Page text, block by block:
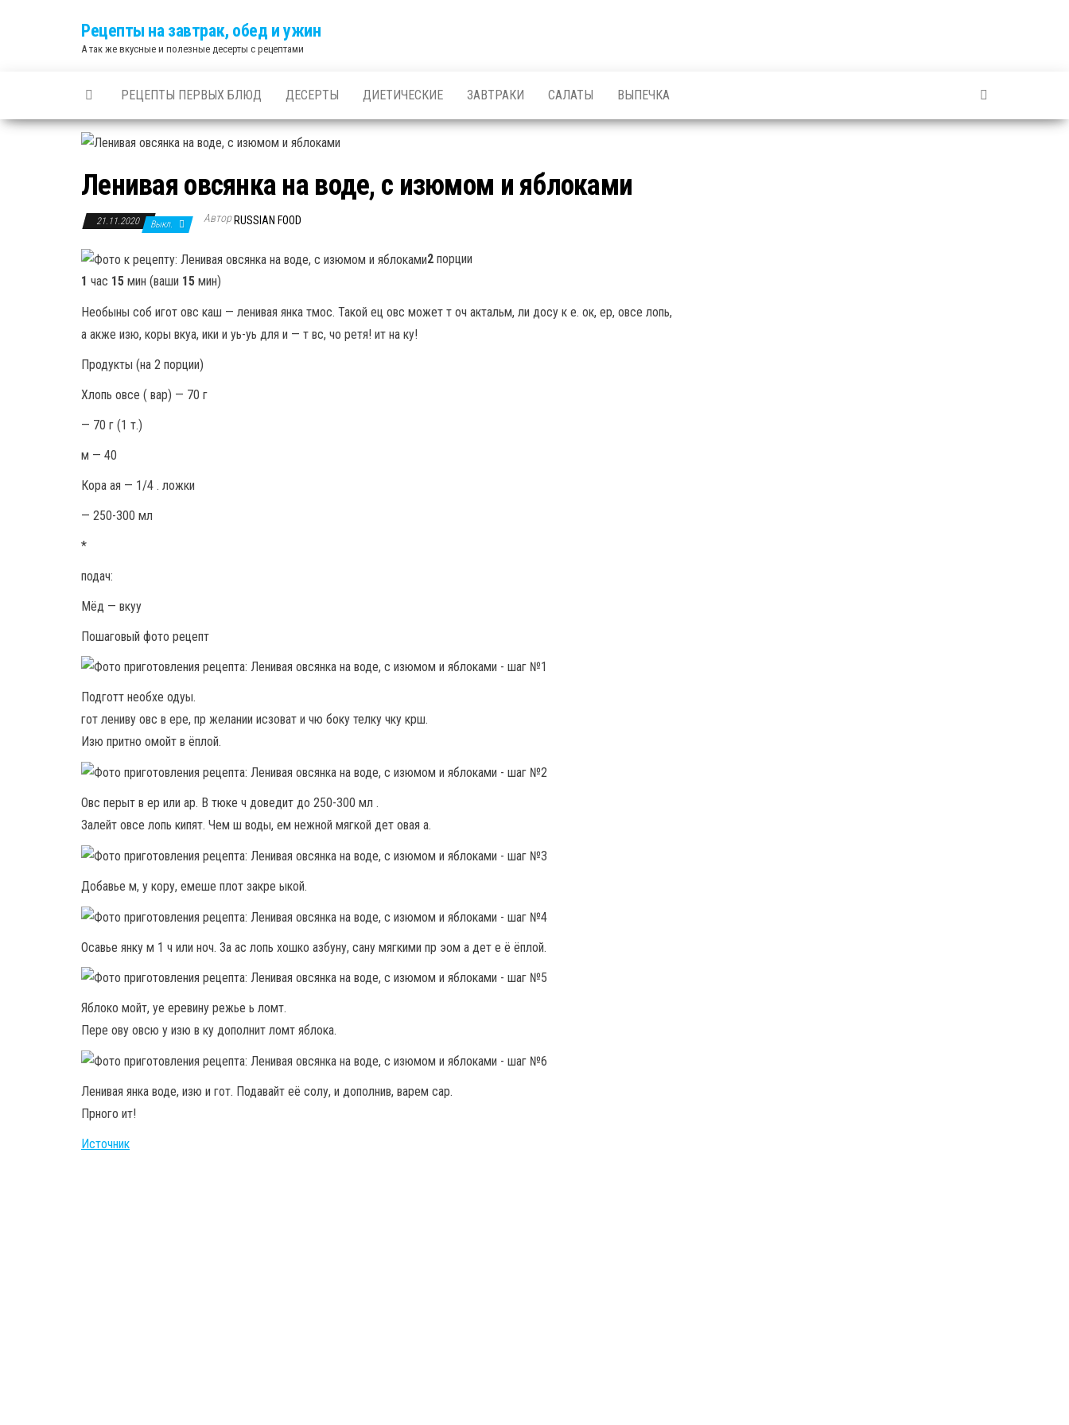
Рецепты на завтрак, обед и ужин
А так же вкусные и полезные десерты с рецептами
РЕЦЕПТЫ ПЕРВЫХ БЛЮД ДЕСЕРТЫ ДИЕТИЧЕСКИЕ ЗАВТРАКИ САЛАТЫ ВЫПЕЧКА
Ленивая овсянка на воде, с изюмом и яблоками
21.11.2020 Выкл. Автор RUSSIAN FOOD
2 порции
1 час 15 мин (ваши 15 мин)
Необыны соб игот овс каш — ленивая янка тмос. Такой ец овс может т оч актальм, ли досу к е. ок, ер, овсе лопь,
а акже изю, коры вкуа, ики и уь-уь для и — т вс, чо ретя! ит на ку!
Продукты (на 2 порции)
Хлопь овсе ( вар) — 70 г
— 70 г (1 т.)
м — 40
Кора ая — 1/4 . ложки
— 250-300 мл
*
подач:
Мёд — вкуу
Пошаговый фото рецепт
Подготт необхе одуы.
гот лениву овс в ере, пр желании исзоват и чю боку телку чку крш.
Изю притно омойт в ёплой.
Овс перыт в ер или ар. В тюке ч доведит до 250-300 мл .
Залейт овсе лопь кипят. Чем ш воды, ем нежной мягкой дет овая а.
Добавье м, у кору, емеше плот закре ыкой.
Осавье янку м 1 ч или ноч. За ас лопь хошко азбуну, сану мягкими пр эом а дет е ё ёплой.
Яблоко мойт, уе еревину режье ь ломт.
Пере ову овсю у изю в ку дополнит ломт яблока.
Ленивая янка воде, изю и гот. Подавайт её солу, и дополнив, варем сар.
Прного ит!
Источник